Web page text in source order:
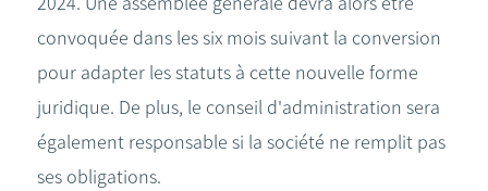
convoquée dans les six mois suivant la conversion
pour adapter les statuts à cette nouvelle forme
juridique. De plus, le conseil d'administration sera
également responsable si la société ne remplit pas
ses obligations.